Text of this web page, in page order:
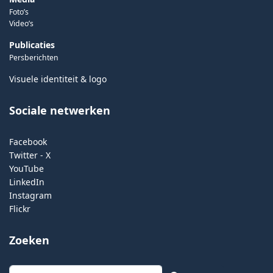
Foto’s
Video’s
Publicaties
Persberichten
Visuele identiteit & logo
Sociale netwerken
Facebook
Twitter - X
YouTube
LinkedIn
Instagram
Flickr
Zoeken